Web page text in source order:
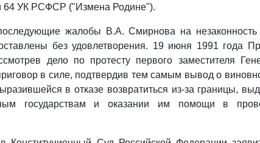
64 УК РСФСР ("Измена Родине").
жалобы В.А. Смирнова на незаконность
без удовлетворения. 19 июня 1991 года
дело по протесту первого заместителя
в силе, подтвердив тем самым вывод о
в отказе возвратиться из-за границы,
государствам и оказании им помощи в